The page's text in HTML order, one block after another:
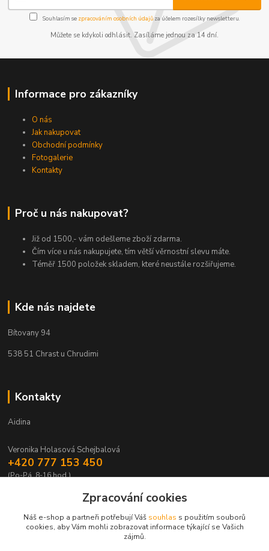
Souhlasím se zpracováním osobních údajůza účelem rozesílky newsletteru.
Můžete se kdykoli odhlásit. Zasíláme jednou za 14 dní.
Informace pro zákazníky
O nás
Jak nakupovat
Obchodní podmínky
Fotogalerie
Kontakty
Proč u nás nakupovat?
Již od 1500,- vám odešleme zboží zdarma.
Čím více u nás nakupujete, tím větší věrnostní slevu máte.
Téměř 1500 položek skladem, které neustále rozšiřujeme.
Kde nás najdete
Bítovany 94
538 51 Chrast u Chrudimi
Kontakty
Aidina
Veronika Holasová Schejbalová
+420 777 153 450
(Po-Pá, 8-16 hod.)
eshop@aidina.czZpracování cookies
Náš e-shop a partneři potřebují Váš souhlas s použitím souborů
cookies, aby Vám mohli zobrazovat informace týkající se Vašich
zájmů.